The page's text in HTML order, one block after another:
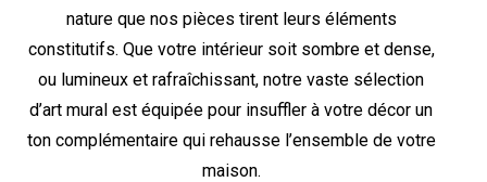
nature que nos pièces tirent leurs éléments
constitutifs. Que votre intérieur soit sombre et dense,
ou lumineux et rafraîchissant, notre vaste sélection
d’art mural est équipée pour insuffler à votre décor un
ton complémentaire qui rehausse l’ensemble de votre
maison.